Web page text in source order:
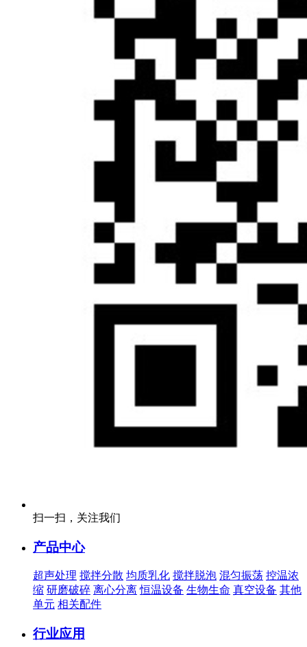
扫一扫，关注我们
产品中心
超声处理 搅拌分散 均质乳化 搅拌脱泡 混匀振荡 控温浓
缩 研磨破碎 离心分离 恒温设备 生物生命 真空设备 其他
单元 相关配件
行业应用